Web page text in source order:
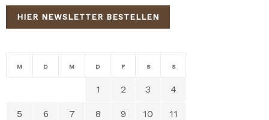
HIER NEWSLETTER BESTELLEN
M D M D F S S
1 2 3 4
5 6 7 8 9 10 11